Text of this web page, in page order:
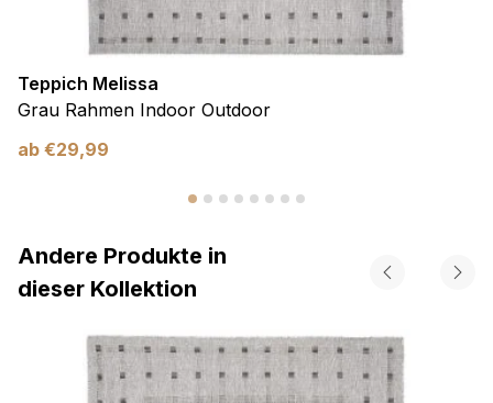
Teppich Melissa
Grau Rahmen Indoor Outdoor
ab €29,99
Andere Produkte in
dieser Kollektion